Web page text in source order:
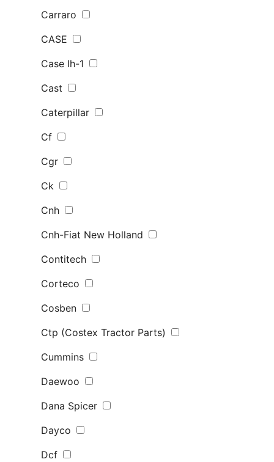
Carraro
CASE
Case Ih-1
Cast
Caterpillar
Cf
Cgr
Ck
Cnh
Cnh-Fiat New Holland
Contitech
Corteco
Cosben
Ctp (Costex Tractor Parts)
Cummins
Daewoo
Dana Spicer
Dayco
Dcf